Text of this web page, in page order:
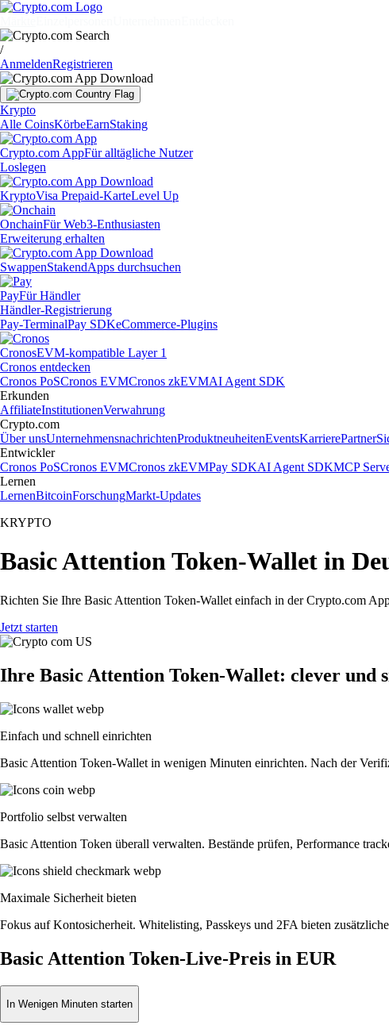
/
AnmeldenRegistrieren
Krypto
Alle CoinsKörbeEarnStaking
Crypto.com AppFür alltägliche Nutzer
Loslegen
KryptoVisa Prepaid-KarteLevel Up
OnchainFür Web3-Enthusiasten
Erweiterung erhalten
SwappenStakendApps durchsuchen
PayFür Händler
Händler-Registrierung
Pay-TerminalPay SDKeCommerce-Plugins
CronosEVM-kompatible Layer 1
Cronos entdecken
Cronos PoSCronos EVMCronos zkEVMAI Agent SDK
Erkunden
AffiliateInstitutionenVerwahrung
Crypto.com
Über unsUnternehmensnachrichtenProduktneuheitenEventsKarrierePartner
Entwickler
Cronos PoSCronos EVMCronos zkEVMPay SDKAI Agent SDKMCP
Lernen
LernenBitcoinForschungMarkt-Updates
KRYPTO
Basic Attention Token-Wallet in
Richten Sie Ihre Basic Attention Token-Wallet einfach in der Crypto.com
Jetzt starten
Ihre Basic Attention Token-Wallet: clever und
Einfach und schnell einrichten
Basic Attention Token-Wallet in wenigen Minuten einrichten. Nach der
Portfolio selbst verwalten
Basic Attention Token überall verwalten. Bestände prüfen, Performance
Maximale Sicherheit bieten
Fokus auf Kontosicherheit. Whitelisting, Passkeys und 2FA bieten
Basic Attention Token-Live-Preis in EUR
In Wenigen Minuten starten